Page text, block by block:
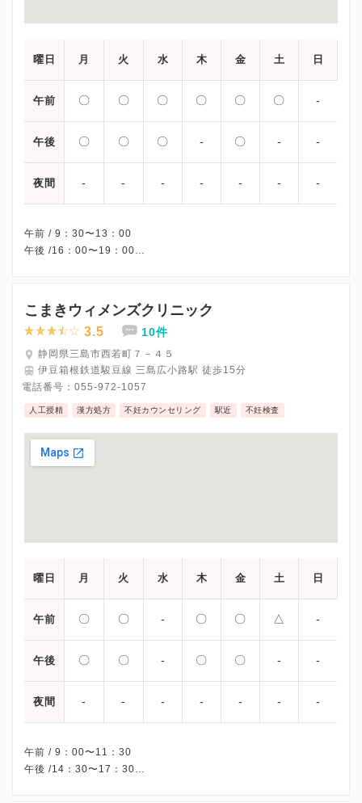
曜日 月 火 水 木 金 土 日
午前 〇 〇 〇 〇 〇 〇 -
午後 〇 〇 〇 - 〇 - -
夜間 - - - - - - -
午前 / 9：30〜13：00
午後 /16：00〜19：00
こまきウィメンズクリニック
3.5 10件
静岡県三島市西若町７－４５
伊豆箱根鉄道駿豆線 三島広小路駅 徒歩15分
電話番号： 055-972-1057
人工授精 漢方処方 不妊カウンセリング 駅近 不妊検査
曜日 月 火 水 木 金 土 日
午前 〇 〇 - 〇 〇 △ -
午後 〇 〇 - 〇 〇 - -
夜間 - - - - - - -
午前 / 9：00〜11：30
午後 /14：30〜17：30